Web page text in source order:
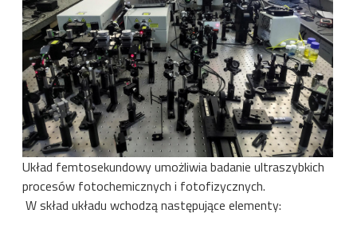
Układ femtosekundowy umożliwia badanie ultraszybkich
procesów fotochemicznych i fotofizycznych.
W skład układu wchodzą następujące elementy: